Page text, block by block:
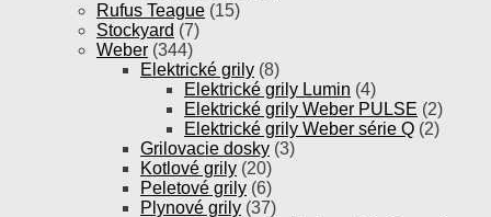
Rufus Teague (15)
Stockyard (7)
Weber (344)
Elektrické grily (8)
Elektrické grily Lumin (4)
Elektrické grily Weber PULSE (2)
Elektrické grily Weber série Q (2)
Grilovacie dosky (3)
Kotlové grily (20)
Peletové grily (6)
Plynové grily (37)